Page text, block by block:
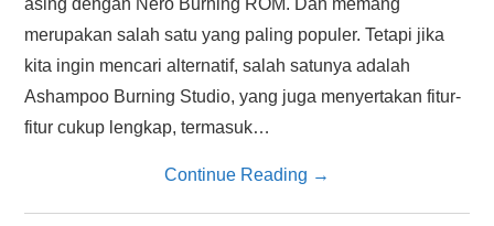
asing dengan Nero Burning ROM. Dan memang
merupakan salah satu yang paling populer. Tetapi jika
kita ingin mencari alternatif, salah satunya adalah
Ashampoo Burning Studio, yang juga menyertakan fitur-
fitur cukup lengkap, termasuk…
Continue Reading →